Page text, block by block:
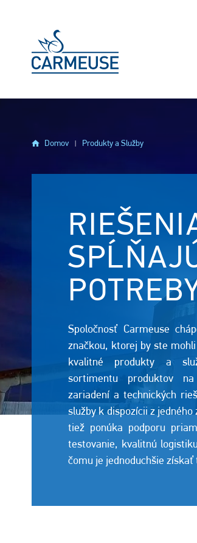
Domov Produkty a Služby
Spoločnosť Carmeuse
značkou, ktorej by ste
kvalitné produkty a
sortimentu produktov
zariadení a technických
služby k dispozícii z
tiež ponúka podporu
testovanie, kvalitnú
čomu je jednoduchšie